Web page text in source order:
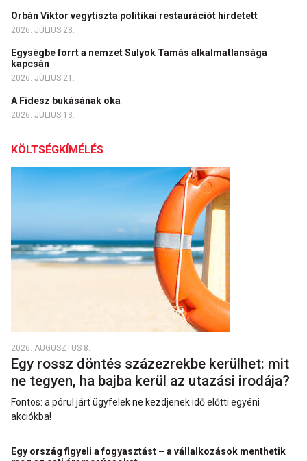
Orbán Viktor vegytiszta politikai restaurációt hirdetett
2026. JÚLIUS 28.
Egységbe forrt a nemzet Sulyok Tamás alkalmatlansága
kapcsán
2026. JÚLIUS 21.
A Fidesz bukásának oka
2026. JÚLIUS 13.
KÖLTSÉGKÍMÉLÉS
2026. AUGUSZTUS 8.
Egy rossz döntés százezrekbe kerülhet: mit
ne tegyen, ha bajba kerül az utazási irodája?
Fontos: a pórul járt ügyfelek ne kezdjenek idő előtti egyéni
akciókba!
Egy ország figyeli a fogyasztást – a vállalkozások menthetik